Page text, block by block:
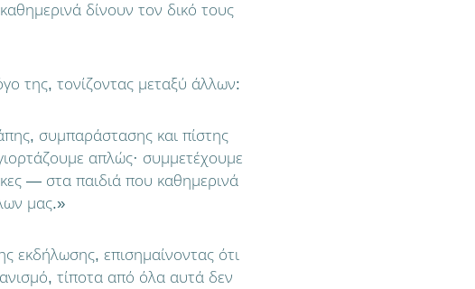
δίνουν τον δικό τους
της, τονίζοντας μεταξύ άλλων:
συμπαράστασης και πίστης
απλώς· συμμετέχουμε
— στα παιδιά που καθημερινά
μας.»
εκδήλωσης, επισημαίνοντας ότι
τίποτα από όλα αυτά δεν